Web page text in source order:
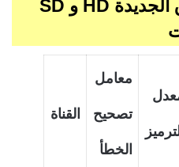
تردد قناة mbc العراق الجديدة HD و SD
معامل
تصحيح
الخطأ
القناة